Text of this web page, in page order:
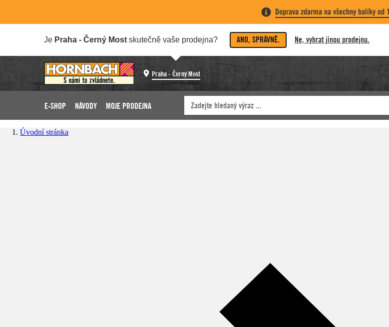
Doprava zdarma na všechny balíky od
Je Praha - Černý Most skutečně vaše prodejna? ANO, SPRÁVNĚ. Ne, vybrat jinou prodejnu.
Praha - Černý Most
E-SHOP NÁVODY MOJE PRODEJNA
Úvodní stránka